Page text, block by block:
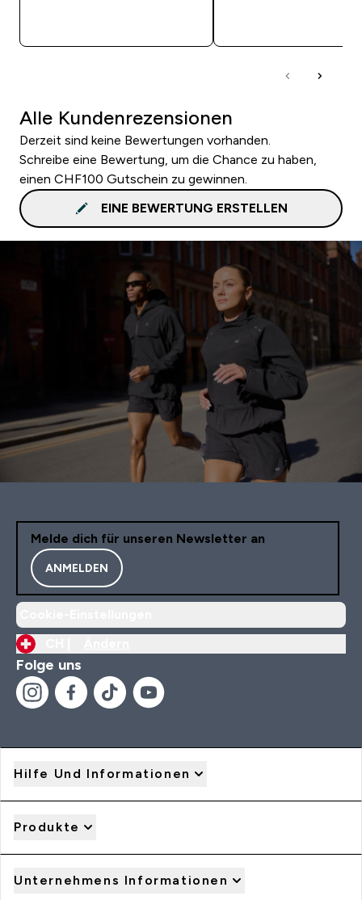
Alle Kundenrezensionen
Derzeit sind keine Bewertungen vorhanden.
Schreibe eine Bewertung, um die Chance zu haben,
einen CHF100 Gutschein zu gewinnen.
EINE BEWERTUNG ERSTELLEN
Melde dich für unseren Newsletter an
ANMELDEN
Folge uns
Hilfe Und Informationen
Produkte
Unternehmens Informationen